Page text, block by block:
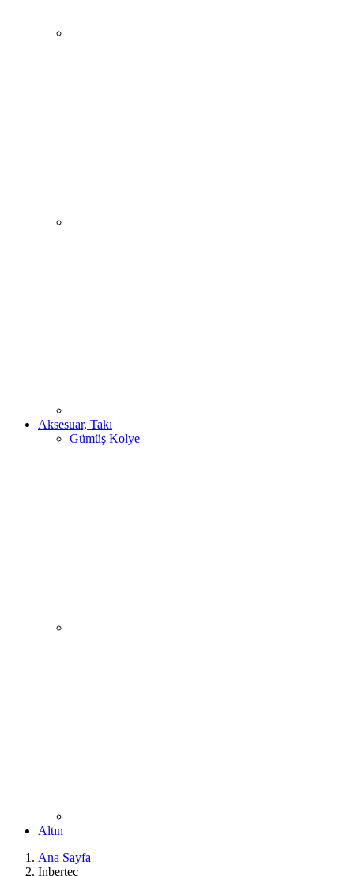
Aksesuar, Takı
Gümüş Kolye
Altın
Ana Sayfa
Inbertec